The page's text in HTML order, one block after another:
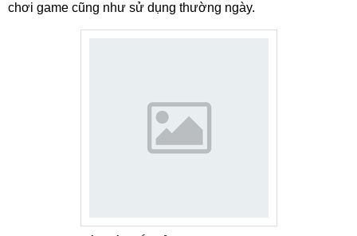
chơi game cũng như sử dụng thường ngày.